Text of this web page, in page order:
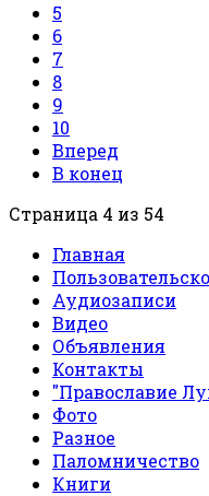
5
6
7
8
9
10
Вперед
В конец
Страница 4 из 54
Главная
Аудиозаписи
Видео
Объявления
Контакты
"Православие
Фото
Разное
Паломничество
Книги